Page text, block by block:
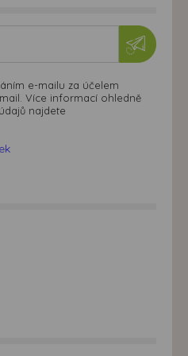
e-mailu za účelem
Více informací ohledně
najdete